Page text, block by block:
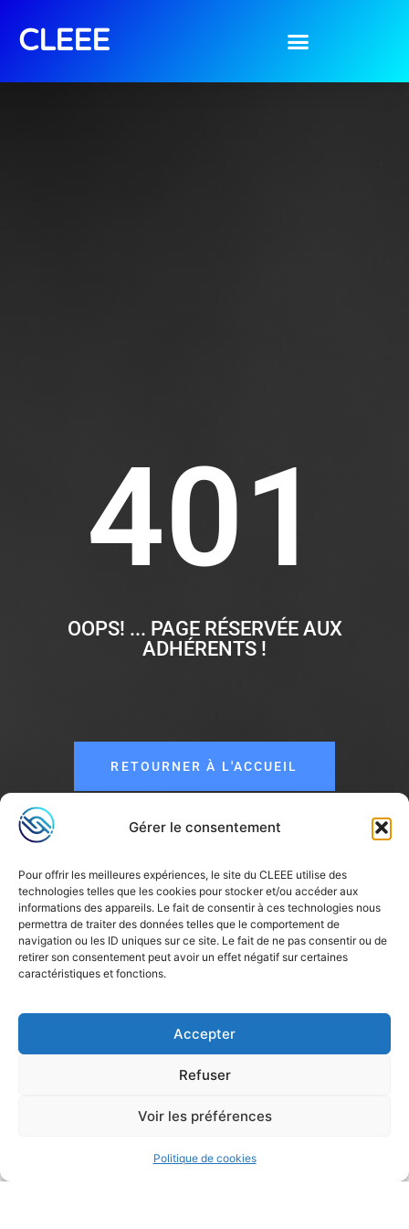
Gérer le consentement
Pour offrir les meilleures expériences, le site du CLEEE utilise des
technologies telles que les cookies pour stocker et/ou accéder aux
informations des appareils. Le fait de consentir à ces technologies nous
permettra de traiter des données telles que le comportement de
navigation ou les ID uniques sur ce site. Le fait de ne pas consentir ou de
retirer son consentement peut avoir un effet négatif sur certaines
caractéristiques et fonctions.
Accepter
Refuser
Voir les préférences
Politique de cookies
CLEEE
401
OOPS! ... PAGE RÉSERVÉE AUX
ADHÉRENTS !
RETOURNER À L'ACCUEIL